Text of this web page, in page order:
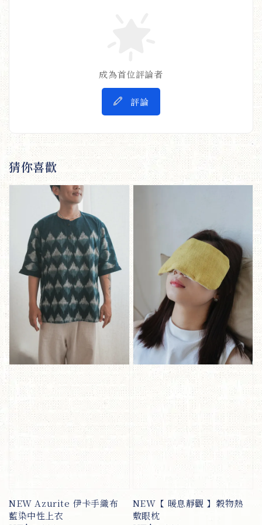
成為首位評論者
評論
猜你喜歡
NEW Azurite 伊卡手織布
藍染中性上衣
NEW【 暖息靜觀 】穀物熱
敷眼枕